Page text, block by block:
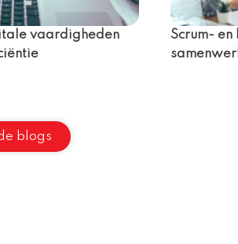
vaardigheden
Scrum-
blogs